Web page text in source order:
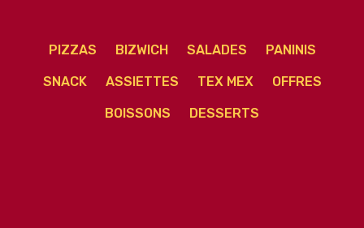
PIZZAS BIZWICH SALADES PANINIS
SNACK ASSIETTES TEX MEX OFFRES
BOISSONS DESSERTS